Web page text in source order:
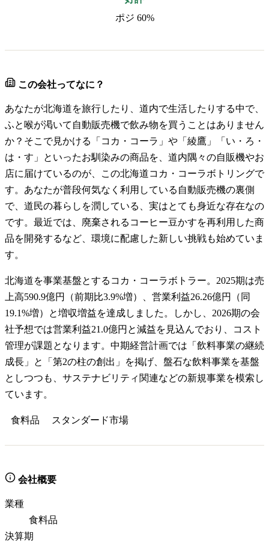
ポジ 60%
この会社ってなに？
あなたが北海道を旅行したり、道内で生活したりする中で、
ふと喉が渇いて自動販売機で飲み物を買うことはありません
か？そこで見かける「コカ・コーラ」や「綾鷹」「い・ろ・
は・す」といったお馴染みの商品を、道内隅々の自販機やお
店に届けているのが、この北海道コカ・コーラボトリングで
す。あなたが普段何気なく利用している自動販売機の裏側
で、道民の暮らしを潤している、実はとても身近な存在なの
です。最近では、廃棄されるコーヒー豆かすを再利用した商
品を開発するなど、環境に配慮した新しい挑戦も始めていま
す。
北海道を事業基盤とするコカ・コーラボトラー。2025期は売
上高590.9億円（前期比3.9%増）、営業利益26.26億円（同
19.1%増）と増収増益を達成しました。しかし、2026期の会
社予想では営業利益21.0億円と減益を見込んでおり、コスト
管理が課題となります。中期経営計画では「飲料事業の継続
成長」と「第2の柱の創出」を掲げ、盤石な飲料事業を基盤
としつつも、サステナビリティ関連などの新規事業を模索し
ています。
食料品 スタンダード市場
会社概要
業種
食料品
決算期